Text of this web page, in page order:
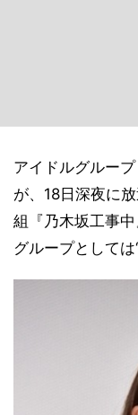
アイドルグループ
が、18日深夜に
組『乃木坂工事
グループとしては